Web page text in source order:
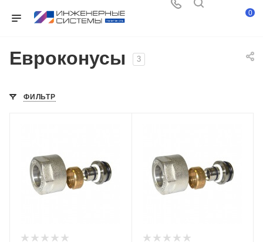
0
Евроконусы 3
ФИЛЬТР